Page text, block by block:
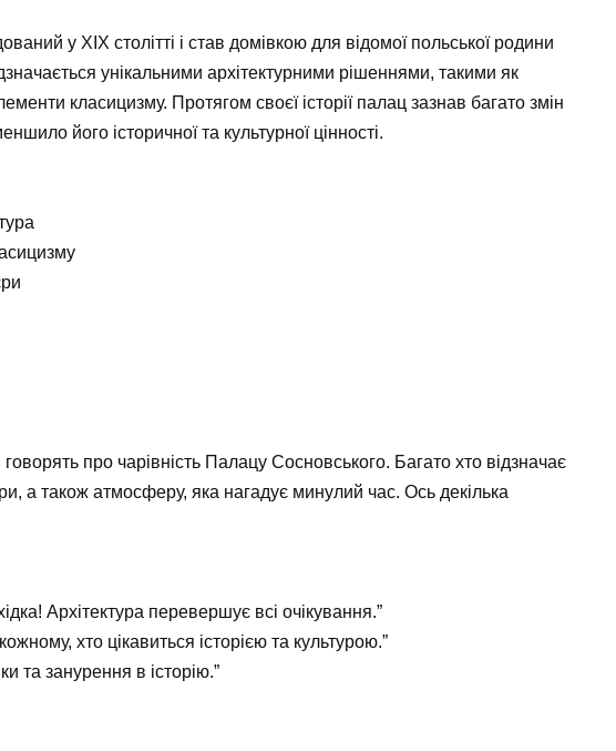
у XIX столітті і став домівкою для відомої польської родини
унікальними архітектурними рішеннями, такими як
класицизму. Протягом своєї історії палац зазнав багато змін
його історичної та культурної цінності.
говорять про чарівність Палацу Сосновського. Багато хто відзначає
а також атмосферу, яка нагадує минулий час. Ось декілька
Архітектура перевершує всі очікування.”
хто цікавиться історією та культурою.”
та занурення в історію.”